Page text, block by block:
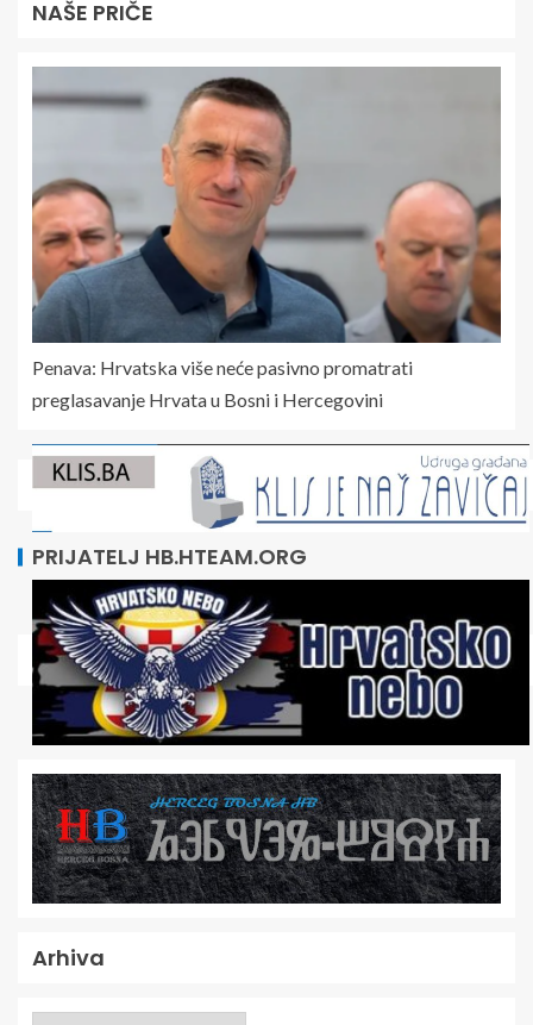
NAŠE PRIČE
Penava: Hrvatska više neće pasivno promatrati
preglasavanje Hrvata u Bosni i Hercegovini
PRIJATELJ HB.HTEAM.ORG
Arhiva